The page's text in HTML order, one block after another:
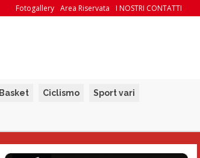
I NOSTRI CONTATTI
Area Riservata
Fotogallery
Basket Ciclismo Sport vari